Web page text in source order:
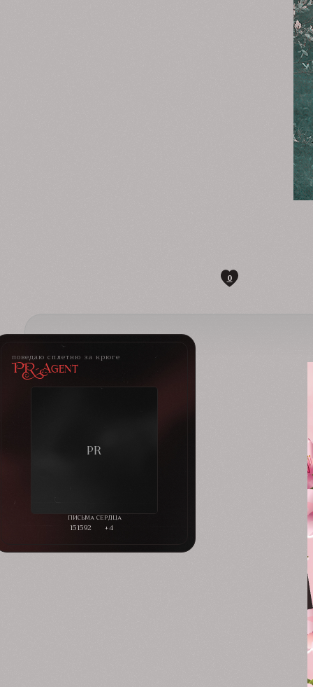
0
поведаю сплетню за крюге
PR-Agent
151592 +4